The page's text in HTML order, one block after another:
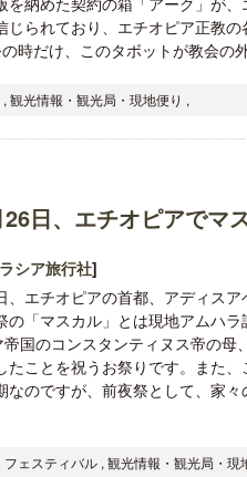
じられており、エチオピア正教
時だけ、このタボットが教会の
観光情報・観光局・現地便り ,
日、エチオピアでマ
シア旅行社]
、エチオピアの首都、アディス
の「マスカル」とは現地アムハ
国のコンスタンティヌス帝の母
たことを祝うお祭りです。また
なのですが、前夜祭として、家
ェスティバル , 観光情報・観光局・現
せ